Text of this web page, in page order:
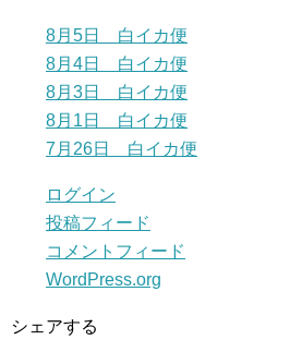
8月5日 白イカ便
8月4日 白イカ便
8月3日 白イカ便
8月1日 白イカ便
7月26日 白イカ便
ログイン
投稿フィード
コメントフィード
WordPress.org
シェアする